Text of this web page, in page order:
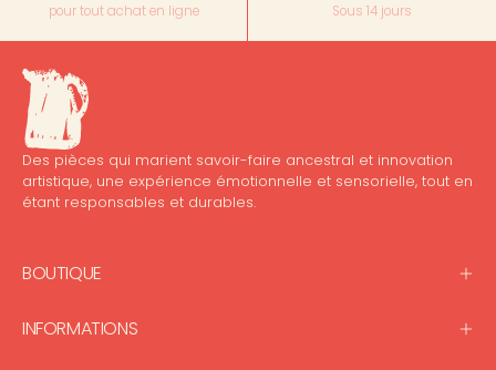
pour tout achat en ligne Sous 14 jours
Des pièces qui marient savoir-faire ancestral et innovation
artistique, une expérience émotionnelle et sensorielle, tout en
étant responsables et durables.
BOUTIQUE
INFORMATIONS